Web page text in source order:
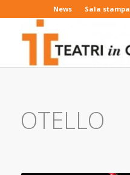
News Sala stampa
OTELLO